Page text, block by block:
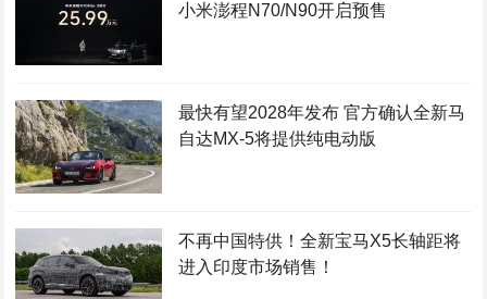
小米澎程N70/N90开启预售
最快有望2028年发布 官方确认全新马
自达MX-5将提供纯电动版
不再中国特供！全新宝马X5长轴距将
进入印度市场销售！